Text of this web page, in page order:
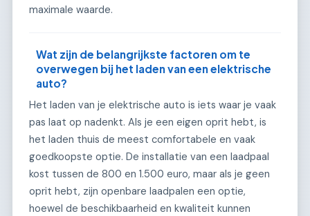
maximale waarde.
Wat zijn de belangrijkste factoren om te
overwegen bij het laden van een elektrische
auto?
Het laden van je elektrische auto is iets waar je vaak
pas laat op nadenkt. Als je een eigen oprit hebt, is
het laden thuis de meest comfortabele en vaak
goedkoopste optie. De installatie van een laadpaal
kost tussen de 800 en 1.500 euro, maar als je geen
oprit hebt, zijn openbare laadpalen een optie,
hoewel de beschikbaarheid en kwaliteit kunnen